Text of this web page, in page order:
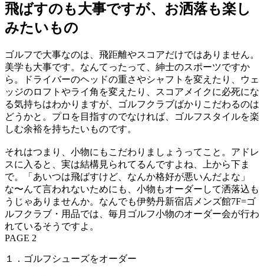
飛ばすのも大事ですが、お洒落も楽し
みたいもの
ゴルフで大事なのは、飛距離やスコアだけではありません。
美学も大事です。なんてったって、紳士のスポーツですか
ら。ドライバーのヘッドの重さやシャフトを変えたり、ウェ
ッジのロフトやライ角を変えたり、スコアメイクに必死にな
る気持ちはわかりますが、ゴルフクラブばかりこだわるのは
どうかと。プロを目指すのでなければ、ゴルフスタイルを楽
しむ余裕を持ちたいものです。
それはつまり、小物にもこだわりましょうってこと。アドレ
スに入ると、実は結構見られてるんですよね、上から下ま
で。「あいつは飛ばすけど、なんか格好が悪いんだよな」
な〜んて言われないためにも、小物もオーダーして洒落込も
うじゃありませんか。なんでも伊勢丹新宿店メンズ館7F=ゴ
ルフクラブ・用品では、毎月ゴルフ小物のオーダー会が行わ
れているそうですよ。
PAGE 2
１．ゴルフシューズをオーダー